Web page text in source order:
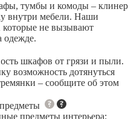
тумбы и комоды – клинер
внутри мебели. Наши
которые не вызывают
одежде.
шкафов от грязи и пыли.
возможность дотянуться
– сообщите об этом
предметы интерьера: